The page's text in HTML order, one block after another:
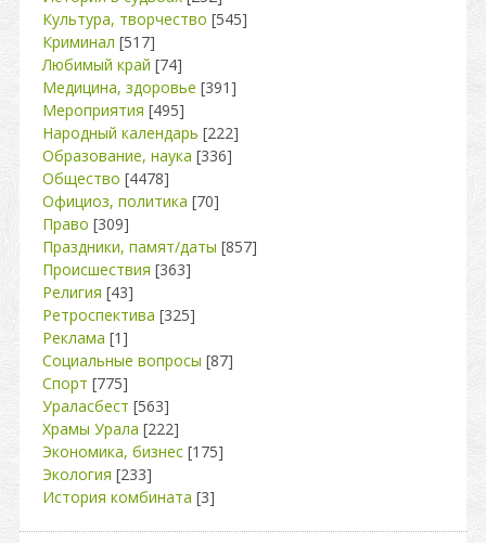
Культура, творчество [545]
Криминал [517]
Любимый край [74]
Медицина, здоровье [391]
Мероприятия [495]
Народный календарь [222]
Образование, наука [336]
Общество [4478]
Официоз, политика [70]
Право [309]
Праздники, памят/даты [857]
Происшествия [363]
Религия [43]
Ретроспектива [325]
Реклама [1]
Социальные вопросы [87]
Спорт [775]
Ураласбест [563]
Храмы Урала [222]
Экономика, бизнес [175]
Экология [233]
История комбината [3]